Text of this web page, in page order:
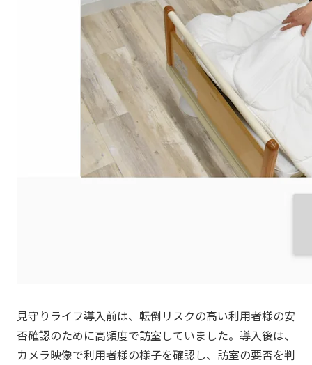
見守りライフ導入前は、転倒リスクの高い利用者様の安
否確認のために高頻度で訪室していました。導入後は、
カメラ映像で利用者様の様子を確認し、訪室の要否を判